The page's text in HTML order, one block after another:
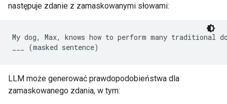
następuje zdanie z zamaskowanymi słowami:
My dog, Max, knows how to perform many traditional
LLM może generować prawdopodobieństwa dla
zamaskowanego zdania, w tym: